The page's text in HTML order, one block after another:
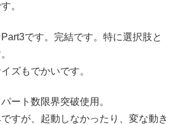
。
です。完結です。特に選択肢と
ズもでかいです。
ート数限界突破使用。
すが、起動しなかったり、変な動き